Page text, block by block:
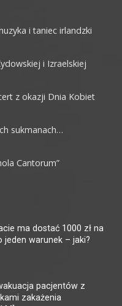
i taniec irlandzki
i Izraelskiej
z okazji Dnia Kobiet
sukmanach…
Cantorum”
ma dostać 1000 zł na
jeden warunek – jaki?
pacjentów z
zakażenia